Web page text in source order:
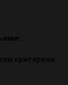
критериям